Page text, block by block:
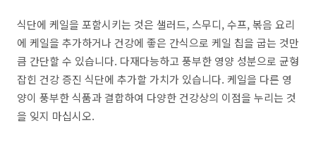
식단에 케일을 포함시키는 것은 샐러드, 스무디, 수프, 볶음 요리
에 케일을 추가하거나 건강에 좋은 간식으로 케일 칩을 굽는 것만
큼 간단할 수 있습니다. 다재다능하고 풍부한 영양 성분으로 균형
잡힌 건강 증진 식단에 추가할 가치가 있습니다. 케일을 다른 영
양이 풍부한 식품과 결합하여 다양한 건강상의 이점을 누리는 것
을 잊지 마십시오.